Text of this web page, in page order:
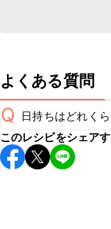
よくある質問
Q 日持ちはどれく
保存期間は冷蔵
し上がりください
このレシピをシェア